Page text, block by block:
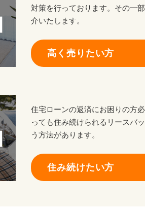
対策を行っております。その一
介いたします。
高く売りたい方
住宅ローンの返済にお困りの方
っても住み続けられるリースバ
う方法があります。
住み続けたい方